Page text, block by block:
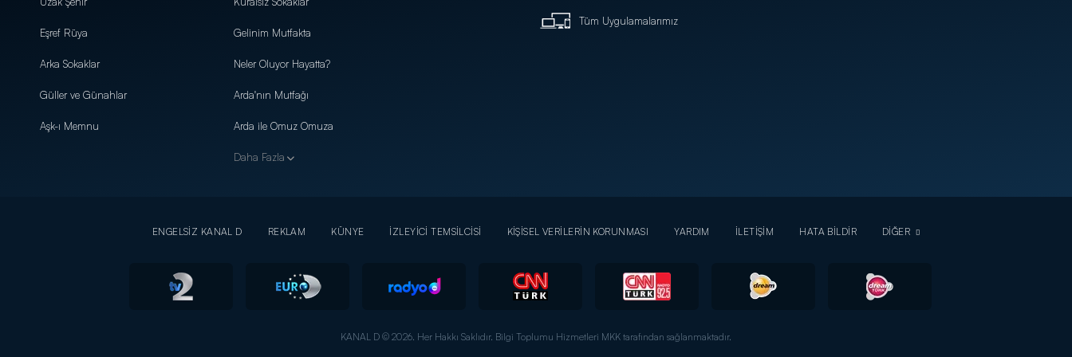
Eşref Rüya
Arka Sokaklar
Güller ve Günahlar
Aşk-ı Memnu
Gelinim Mutfakta
Neler Oluyor Hayatta?
Arda'nın Mutfağı
Arda ile Omuz Omuza
Daha Fazla
Tüm Uygulamalarımız
ENGELSİZ KANAL D REKLAM KÜNYE İZLEYİCİ TEMSİLCİSİ KİŞİSEL VERİLERİN KORUNMASI YARDIM İLETİŞİM HATA BİLDİR DİĞER
KANAL D © 2026. Her Hakkı Saklıdır. Bilgi Toplumu Hizmetleri MKK tarafından sağlanmaktadır.